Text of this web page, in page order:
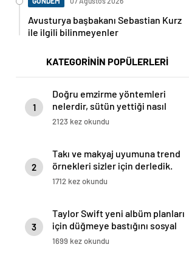
Avusturya başbakanı Sebastian Kurz
ile ilgili bilinmeyenler
KATEGORİNİN POPÜLERLERİ
1
Doğru emzirme yöntemleri
nelerdir, sütün yettiği nasıl
anlaşılır?
2123 kez okundu
2
Takı ve makyaj uyumuna trend
örnekleri sizler için derledik.
1712 kez okundu
3
Taylor Swift yeni albüm planları
için düğmeye bastığını sosyal
medyadan duyurdu!
1699 kez okundu